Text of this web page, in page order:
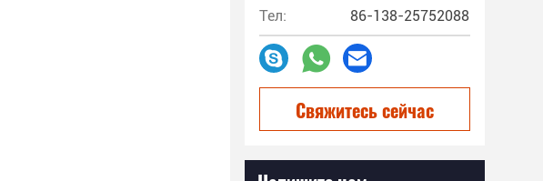
Тел: 86-138-25752088
Свяжитесь сейчас